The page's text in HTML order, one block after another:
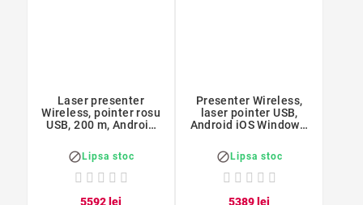
Laser presenter
Wireless, pointer rosu
USB, 200 m, Android
Lipsa stoc
5592 lei
Presenter Wireless,
laser pointer USB,
Android iOS Windows,
Lipsa stoc
5389 lei